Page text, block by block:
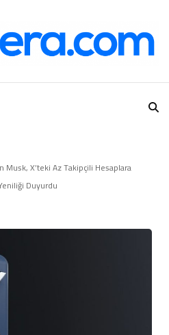
Hizmetler
Musk, X’teki Az Takipçili Hesaplara
Duyurdu